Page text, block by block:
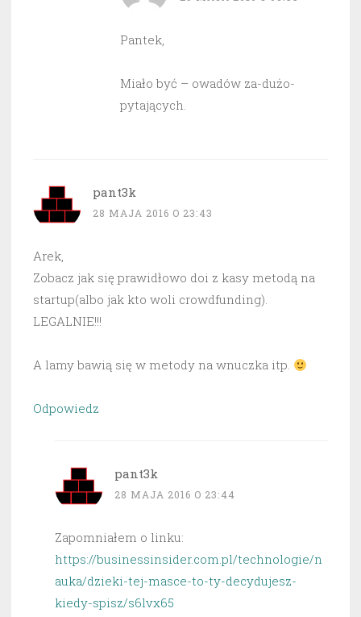
Pantek,
Miało być – owadów za-dużo-
pytających.
pant3k
28 MAJA 2016 O 23:43
Arek,
Zobacz jak się prawidłowo doi z kasy metodą na
startup(albo jak kto woli crowdfunding).
LEGALNIE!!!
A lamy bawią się w metody na wnuczka itp.
Odpowiedz
pant3k
28 MAJA 2016 O 23:44
Zapomniałem o linku:
https://businessinsider.com.pl/technologie/n
auka/dzieki-tej-masce-to-ty-decydujesz-
kiedy-spisz/s6lvx65